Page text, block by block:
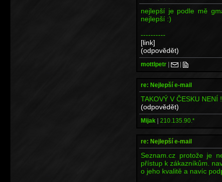
nejlepší je podle mě
nejlepší :)
----------
[link]
(odpovědět)
mottlpetr | |
re: Nejlepší e-mail
TAKOVÝ V ČESKU NENÍ
(odpovědět)
Mijak | 210.135.90.*
re: Nejlepší e-mail
Seznam.cz protože je
přístup k zákazníkům.
o jeho kvalitě a navíc